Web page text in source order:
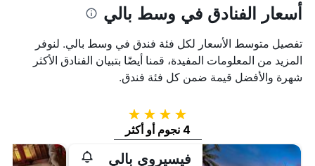
أسعار الفنادق في وسط بالي
تفصيل متوسط الأسعار لكل فئة فندق في وسط بالي. لنوفر
المزيد من المعلومات المفيدة، قمنا أيضًا بتبيان الفنادق الأكثر
شهرة والأفضل قيمة ضمن كل فئة فندق.
4 نجوم
4 نجوم أو أكثر
فيسيروي بالي